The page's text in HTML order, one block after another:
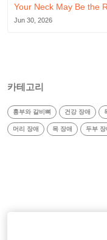
Your Neck May Be the
Jun 30, 2026
카테고리
흉부와 갈비뼈 건강 장애
머리 장애 목 장애 두부 장